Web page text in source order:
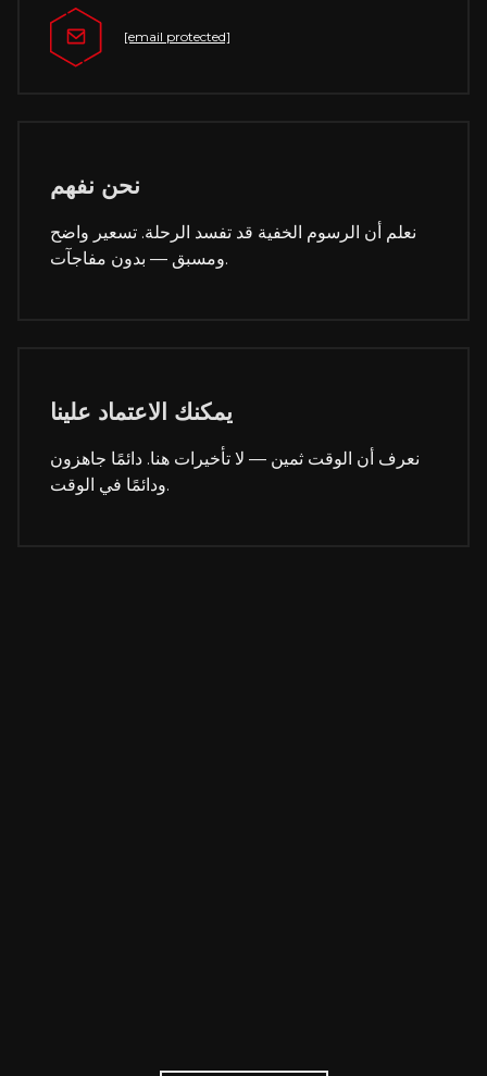
[email protected]
نحن نفهم
نعلم أن الرسوم الخفية قد تفسد الرحلة. تسعير واضح
ومسبق — بدون مفاجآت.
يمكنك الاعتماد علينا
نعرف أن الوقت ثمين — لا تأخيرات هنا. دائمًا جاهزون
ودائمًا في الوقت.